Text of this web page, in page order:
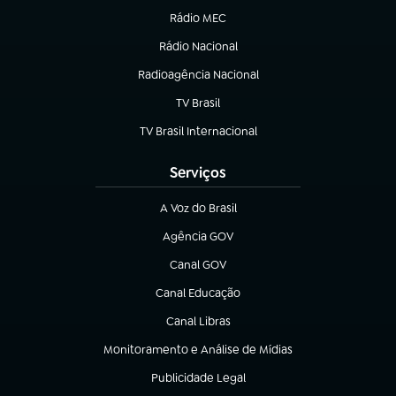
Rádio MEC
(abre em nova aba)
Rádio Nacional
Radioagência Nacional
(abre em nova aba)
TV Brasil
(abre em nova aba)
TV Brasil Internacional
(abre em nova aba)
Serviços
A Voz do Brasil
(abre em nova aba)
Agência GOV
(abre em nova aba)
Canal GOV
(abre em nova aba)
Canal Educação
(abre em nova aba)
Canal Libras
(abre em nova aba)
Monitoramento e Análise de Mídias
(abre em nova aba)
Publicidade Legal
(abre em nova aba)